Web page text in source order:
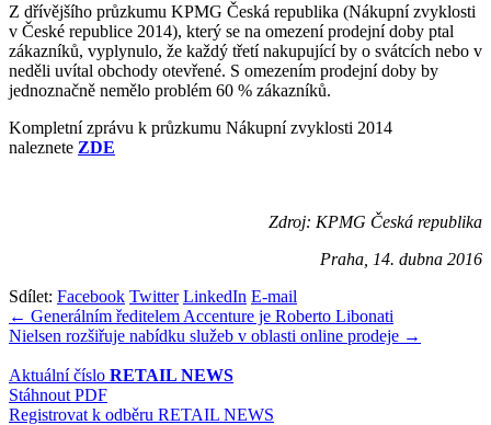
Z dřívějšího průzkumu KPMG Česká republika (Nákupní zvyklosti
v České republice 2014), který se na omezení prodejní doby ptal
zákazníků, vyplynulo, že každý třetí nakupující by o svátcích nebo v
neděli uvítal obchody otevřené. S omezením prodejní doby by
jednoznačně nemělo problém 60 % zákazníků.
Kompletní zprávu k průzkumu Nákupní zvyklosti 2014
naleznete ZDE
Zdroj: KPMG Česká republika
Praha, 14. dubna 2016
Sdílet: Facebook Twitter LinkedIn E-mail
Navigace
pro
příspěvek
← Generálním ředitelem Accenture je Roberto Libonati
Nielsen rozšiřuje nabídku služeb v oblasti online prodeje →
Aktuální číslo RETAIL NEWS
Stáhnout PDF
Registrovat k odběru RETAIL NEWS